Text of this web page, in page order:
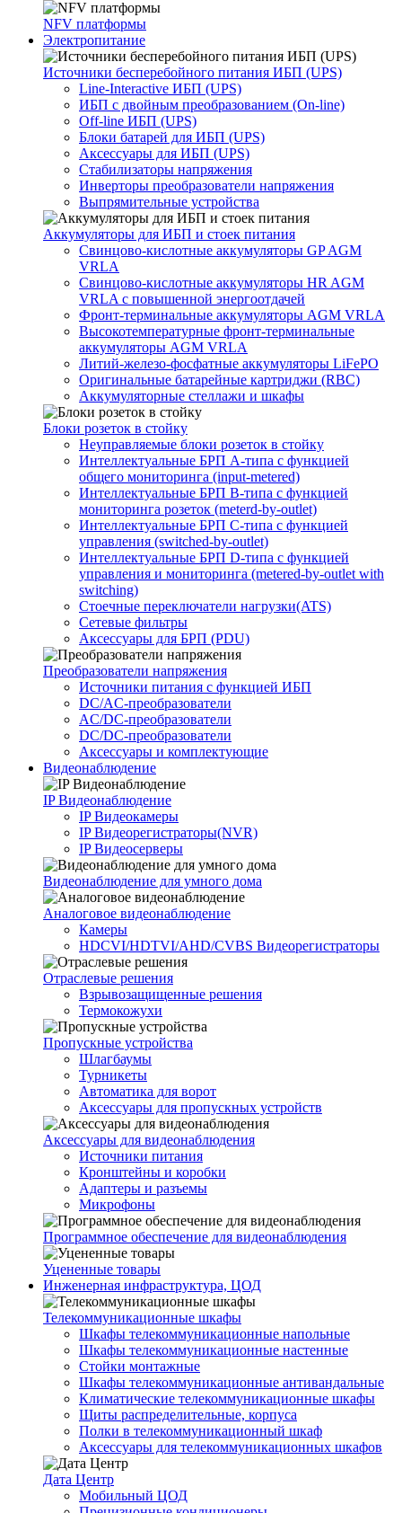
NFV платформы
Электропитание
Источники бесперебойного питания ИБП (UPS)
Line-Interactive ИБП (UPS)
ИБП с двойным преобразованием (On-line)
Off-line ИБП (UPS)
Блоки батарей для ИБП (UPS)
Аксессуары для ИБП (UPS)
Стабилизаторы напряжения
Инверторы преобразователи напряжения
Выпрямительные устройства
Аккумуляторы для ИБП и стоек питания
Свинцово-кислотные аккумуляторы GP AGM
VRLA
Свинцово-кислотные аккумуляторы HR AGM
VRLA с повышенной энергоотдачей
Фронт-терминальные аккумуляторы AGM VRLA
Высокотемпературные фронт-терминальные
аккумуляторы AGM VRLA
Литий-железо-фосфатные аккумуляторы LiFePO
Оригинальные батарейные картриджи (RBC)
Аккумуляторные стеллажи и шкафы
Блоки розеток в стойку
Неуправляемые блоки розеток в стойку
Интеллектуальные БРП А-типа с функцией
общего мониторинга (input-metered)
Интеллектуальные БРП B-типа с функцией
мониторинга розеток (meterd-by-outlet)
Интеллектуальные БРП C-типа с функцией
управления (switched-by-outlet)
Интеллектуальные БРП D-типа с функцией
управления и мониторинга (metered-by-outlet with
switching)
Стоечные переключатели нагрузки(ATS)
Сетевые фильтры
Аксессуары для БРП (PDU)
Преобразователи напряжения
Источники питания c функцией ИБП
DC/AC-преобразователи
AC/DC-преобразователи
DC/DC-преобразователи
Аксессуары и комплектующие
Видеонаблюдение
IP Видеонаблюдение
IP Видеокамеры
IP Видеорегистраторы(NVR)
IP Видеосерверы
Видеонаблюдение для умного дома
Аналоговое видеонаблюдение
Камеры
HDCVI/HDTVI/AHD/CVBS Видеорегистраторы
Отраслевые решения
Взрывозащищенные решения
Термокожухи
Пропускные устройства
Шлагбаумы
Турникеты
Автоматика для ворот
Аксессуары для пропускных устройств
Аксессуары для видеонаблюдения
Источники питания
Кронштейны и коробки
Адаптеры и разъемы
Микрофоны
Программное обеспечение для видеонаблюдения
Уцененные товары
Инженерная инфраструктура, ЦОД
Телекоммуникационные шкафы
Шкафы телекоммуникационные напольные
Шкафы телекоммуникационные настенные
Стойки монтажные
Шкафы телекоммуникационные антивандальные
Климатические телекоммуникационные шкафы
Щиты распределительные, корпуса
Полки в телекоммуникационный шкаф
Аксессуары для телекоммуникационных шкафов
Дата Центр
Мобильный ЦОД